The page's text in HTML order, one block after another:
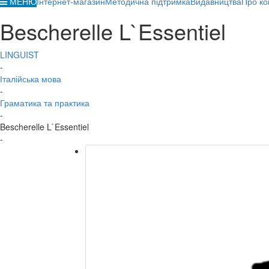
Bescherelle L`Essentiel
LINGUIST
-
Італійська мова
-
Граматика та практика
-
Bescherelle L`Essentiel
-